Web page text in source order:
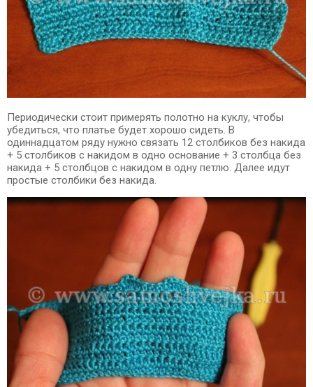
Периодически стоит примерять полотно на куклу, чтобы
убедиться, что платье будет хорошо сидеть. В
одиннадцатом ряду нужно связать 12 столбиков без накида
+ 5 столбиков с накидом в одно основание + 3 столбца без
накида + 5 столбцов с накидом в одну петлю. Далее идут
простые столбики без накида.